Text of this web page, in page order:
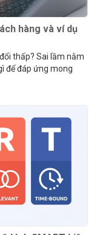
hàng và ví dụ
thấp? Sai lầm nằm
để đáp ứng mong